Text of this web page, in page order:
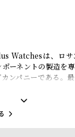
Watchesは、ロサ
ーネントの製造を
ンパニーである。
ームと機能をシー
プライチェーンはロ
の工房で組み立て
を計画し、限界を